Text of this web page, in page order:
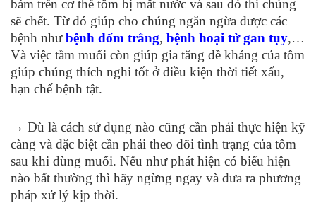
bám trên cơ thể tôm bị mất nước và sau đó thì chúng
sẽ chết. Từ đó giúp cho chúng ngăn ngừa được các
bệnh nhưbệnh đốm trắng, bệnh hoại tử gan tụy,…
Và việc tắm muối còn giúp gia tăng đề kháng của tôm
giúp chúng thích nghi tốt ở điều kiện thời tiết xấu,
hạn chế bệnh tật.
→ Dù là cách sử dụng nào cũng cần phải thực hiện kỹ
càng và đặc biệt cần phải theo dõi tình trạng của tôm
sau khi dùng muối. Nếu như phát hiện có biểu hiện
nào bất thường thì hãy ngừng ngay và đưa ra phương
pháp xử lý kịp thời.